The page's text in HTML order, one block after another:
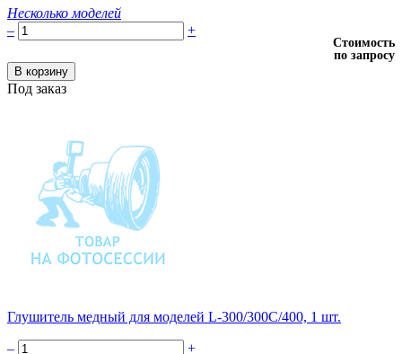
Несколько моделей
–
+
Стоимость
по запросу
Под заказ
Глушитель медный для моделей L-300/300C/400, 1 шт.
– +